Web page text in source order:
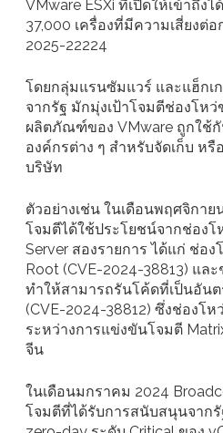
VMware ESXi ที่เปิดให้เข้าถึง
37,000 เครื่องที่มีความเสี่ยงต่
2025-22224
โดยกลุ่มแรนซัมแวร์ และแฮ็กเ
จากรัฐ มักมุ่งเป้าโจมตีช่องโหว่
ผลิตภัณฑ์ของ VMware ถูกใช้
องค์กรต่าง ๆ สำหรับจัดเก็บ ห
บริษัท
ตัวอย่างเช่น ในเดือนพฤศจิกา
โจมตีได้ใช้ประโยชน์จากช่องโ
Server สองรายการ ได้แก่ ช่อ
Root (CVE-2024-38813) แล
ทำให้สามารถรันโค้ดที่เป็นอันต
(CVE-2024-38812) ซึ่งช่องโ
ระหว่างการแข่งขันโจมตี
จีน
ในเดือนมกราคม 2024
โจมตีที่ได้รับการสนับสนุนจาก